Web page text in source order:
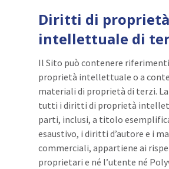
Diritti di proprietà
intellettuale di
Il Sito può contenere
proprietà intellettuale o a
materiali di proprietà di terzi.
tutti i diritti di proprietà
parti, inclusi, a titolo
esaustivo, i diritti d’autore e i
commerciali, appartiene ai
proprietari e né l’utente né